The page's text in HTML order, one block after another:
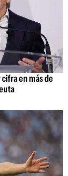
en más de